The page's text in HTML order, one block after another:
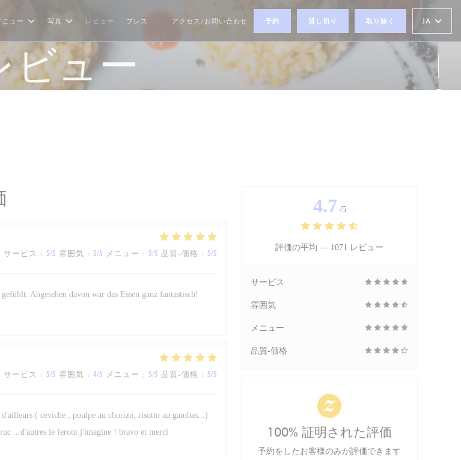
ニュー 写真 レビュー プレス
((新しいウィンドウで開きます))
アクセス/お問い合わせ 予約 貸し切り 取り除く JA
ビュー
サービス : 5/5 雰囲気 : 5/5 メニュー : 5/5 品質-価格 : 5/5
Abgesehen davon war das Essen ganz fantastisch!
サービス : 5/5 雰囲気 : 4/5 メニュー : 5/5 品質-価格 : 5/5
( ceviche , poulpe au chorizo, risotto au gambas...)
...d'autres le feront j'imagine ! bravo et merci
4.7 /5
評価の平均 — 1071 レビュー
サービス
雰囲気
メニュー
品質-価格
100% 証明された評価
予約をしたお客様のみが評価できます